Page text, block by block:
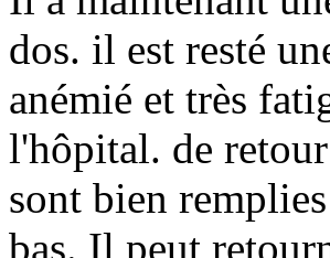
dos. il est resté
anémié et très
l'hôpital. de
sont bien
bas. Il peut